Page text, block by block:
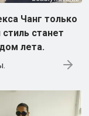
Чанг только
станет
лета.